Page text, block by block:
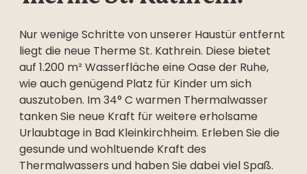
Nur wenige Schritte von unserer Haustür entfernt
liegt die neue Therme St. Kathrein. Diese bietet
auf 1.200 m² Wasserfläche eine Oase der Ruhe,
wie auch genügend Platz für Kinder um sich
auszutoben. Im 34° C warmen Thermalwasser
tanken Sie neue Kraft für weitere erholsame
Urlaubtage in Bad Kleinkirchheim. Erleben Sie die
gesunde und wohltuende Kraft des
Thermalwassers und haben Sie dabei viel Spaß.